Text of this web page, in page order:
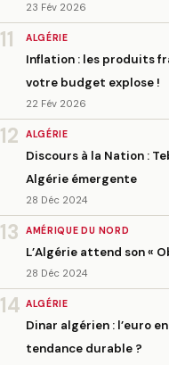
23 Fév 2026
11 ALGÉRIE
Inflation : les produits
votre budget explose !
22 Fév 2026
12 ALGÉRIE
Discours à la Nation :
Algérie émergente
28 Déc 2024
13 AMÉRIQUE DU NORD
L’Algérie attend son «
28 Déc 2024
14 ALGÉRIE
Dinar algérien : l’euro
tendance durable ?